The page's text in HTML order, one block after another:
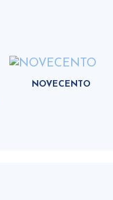
NOVECENTO